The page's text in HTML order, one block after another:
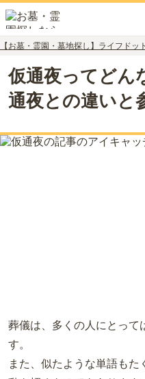
【お墓・霊園・墓地探し】ライフドット
仮通夜ってどん
通夜との違いと
葬儀は、多くの人にとって
す。
また、似たような単語も